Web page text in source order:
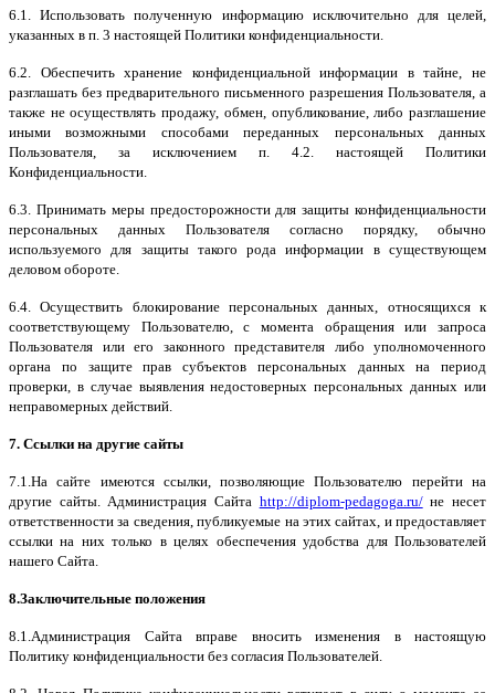
6.1. Использовать полученную информацию исключительно для целей,
указанных в п. 3 настоящей Политики конфиденциальности.
6.2. Обеспечить хранение конфиденциальной информации в тайне, не
разглашать без предварительного письменного разрешения Пользователя, а
также не осуществлять продажу, обмен, опубликование, либо разглашение
иными возможными способами переданных персональных данных
Пользователя, за исключением п. 4.2. настоящей Политики
Конфиденциальности.
6.3. Принимать меры предосторожности для защиты конфиденциальности
персональных данных Пользователя согласно порядку, обычно
используемого для защиты такого рода информации в существующем
деловом обороте.
6.4. Осуществить блокирование персональных данных, относящихся к
соответствующему Пользователю, с момента обращения или запроса
Пользователя или его законного представителя либо уполномоченного
органа по защите прав субъектов персональных данных на период
проверки, в случае выявления недостоверных персональных данных или
неправомерных действий.
7. Ссылки на другие сайты
7.1.На сайте имеются ссылки, позволяющие Пользователю перейти на
другие сайты. Администрация Сайта http://diplom-pedagoga.ru/не несет
ответственности за сведения, публикуемые на этих сайтах, и предоставляет
ссылки на них только в целях обеспечения удобства для Пользователей
нашего Сайта.
8.Заключительные положения
8.1.Администрация Сайта вправе вносить изменения в настоящую
Политику конфиденциальности без согласия Пользователей.